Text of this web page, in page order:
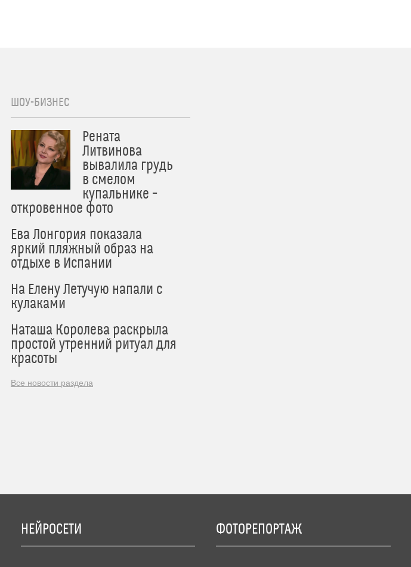
ШОУ-БИЗНЕС
Рената
Литвинова
вывалила грудь
в смелом
купальнике –
откровенное фото
Ева Лонгория показала
яркий пляжный образ на
отдыхе в Испании
На Елену Летучую напали с
кулаками
Наташа Королева раскрыла
простой утренний ритуал для
красоты
Все новости раздела
НЕЙРОСЕТИ ФОТОРЕПОРТАЖ